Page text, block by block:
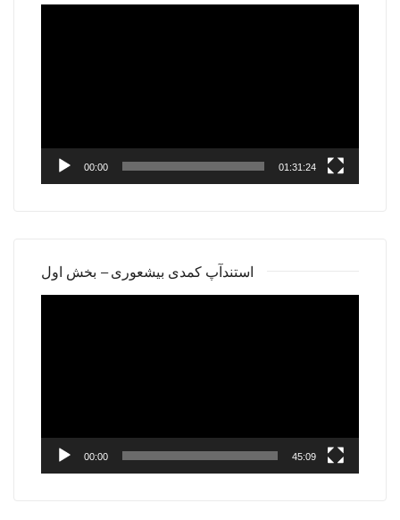
00:00 01:31:24
استندآپ کمدی بیشعوری – بخش اول
00:00 45:09